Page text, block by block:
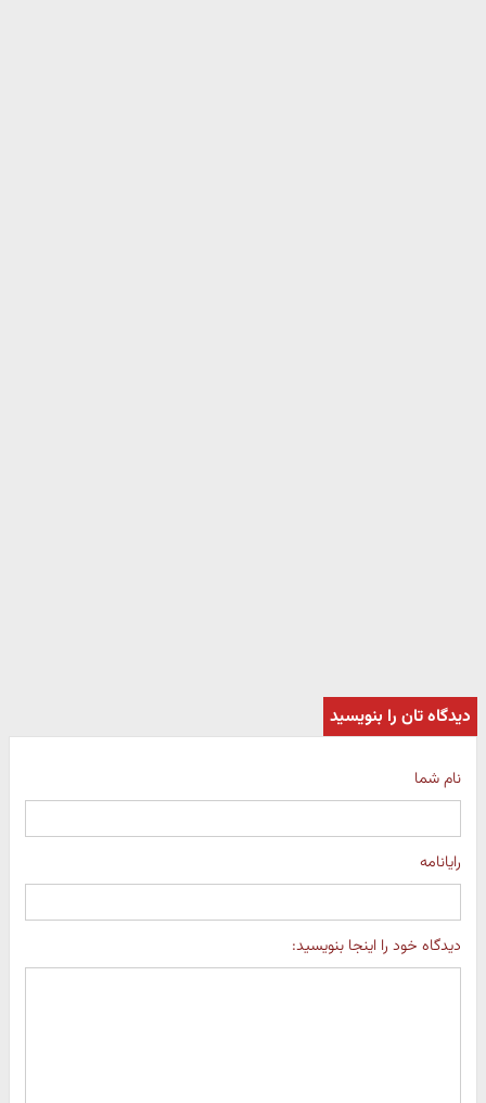
دیدگاه تان را بنویسید
نام شما
رایانامه
دیدگاه خود را اینجا بنویسید: